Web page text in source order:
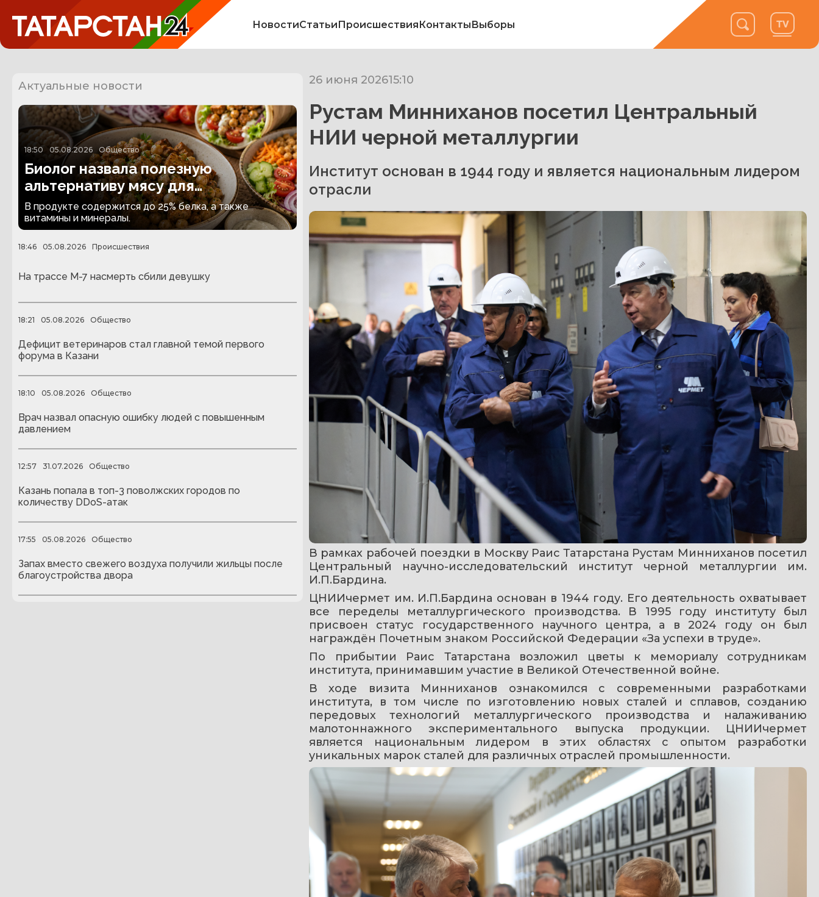
НовостиСтатьиПроисшествияКонтактыВыборы
Актуальные новости
18:50 05.08.2026 Общество
Биолог назвала полезную
альтернативу мясу для
вегетарианцев
В продукте содержится до 25% белка, а также
витамины и минералы.
18:46 05.08.2026 Происшествия
На трассе М-7 насмерть сбили девушку
18:21 05.08.2026 Общество
Дефицит ветеринаров стал главной темой первого
форума в Казани
18:10 05.08.2026 Общество
Врач назвал опасную ошибку людей с повышенным
давлением
12:57 31.07.2026 Общество
Казань попала в топ-3 поволжских городов по
количеству DDoS-атак
17:55 05.08.2026 Общество
Запах вместо свежего воздуха получили жильцы после
благоустройства двора
26 июня 202615:10
Рустам Минниханов посетил Центральный
НИИ черной металлургии
Институт основан в 1944 году и является национальным лидером
отрасли
В рамках рабочей поездки в Москву Раис Татарстана Рустам Минниханов посетил
Центральный научно-исследовательский институт черной металлургии им.
И.П.Бардина.
ЦНИИчермет им. И.П.Бардина основан в 1944 году. Его деятельность охватывает
все переделы металлургического производства. В 1995 году институту был
присвоен статус государственного научного центра, а в 2024 году он был
награждён Почетным знаком Российской Федерации «За успехи в труде».
По прибытии Раис Татарстана возложил цветы к мемориалу сотрудникам
института, принимавшим участие в Великой Отечественной войне.
В ходе визита Минниханов ознакомился с современными разработками
института, в том числе по изготовлению новых сталей и сплавов, созданию
передовых технологий металлургического производства и налаживанию
малотоннажного экспериментального выпуска продукции. ЦНИИчермет
является национальным лидером в этих областях с опытом разработки
уникальных марок сталей для различных отраслей промышленности.